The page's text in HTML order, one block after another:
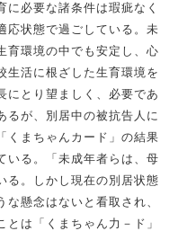
必要な諸条件は瑕疵なく
応状態で過ごしている。未
育環境の中でも安定し、心
生活に根ざした生育環境を
にとり望ましく、必要であ
るが、別居中の被抗告人に
くまちゃんカード」の結果
いる。「未成年者らは、母
る。しかし現在の別居状態
懸念はないと看取され、
は「くまちゃん力－ド」